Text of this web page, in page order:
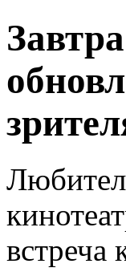
встреча